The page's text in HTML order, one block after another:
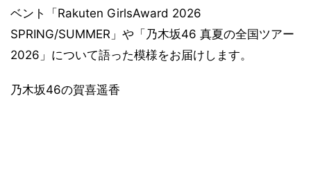
ベント「Rakuten GirlsAward 2026
SPRING/SUMMER」や「乃木坂46 真夏の全国ツアー
2026」について語った模様をお届けします。
乃木坂46の賀喜遥香